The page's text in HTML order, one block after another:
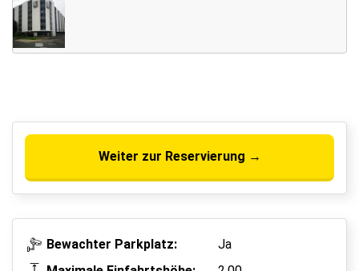
Weiter zur Reservierung →
Bewachter Parkplatz:
Ja